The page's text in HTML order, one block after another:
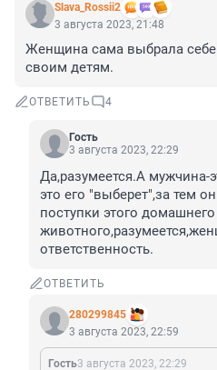
Slava_Rossii2
3 августа 2023, 21:48
Женщина сама выбрала себе
своим детям.
ОТВЕТИТЬ 4
Гость
3 августа 2023, 22:29
Да,разумеется.А
это его "выберет",за тем
поступки этого домашнего
ответственность.
ОТВЕТИТЬ
280299845
3 августа 2023, 22:59
Гость3 августа 2023, 22:29